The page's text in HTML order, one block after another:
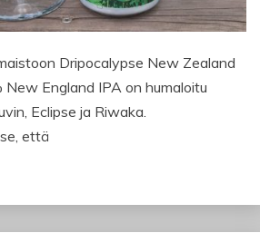
Dripocalypse New Zealand
New England IPA on humaloitu
Eclipse ja Riwaka.
että